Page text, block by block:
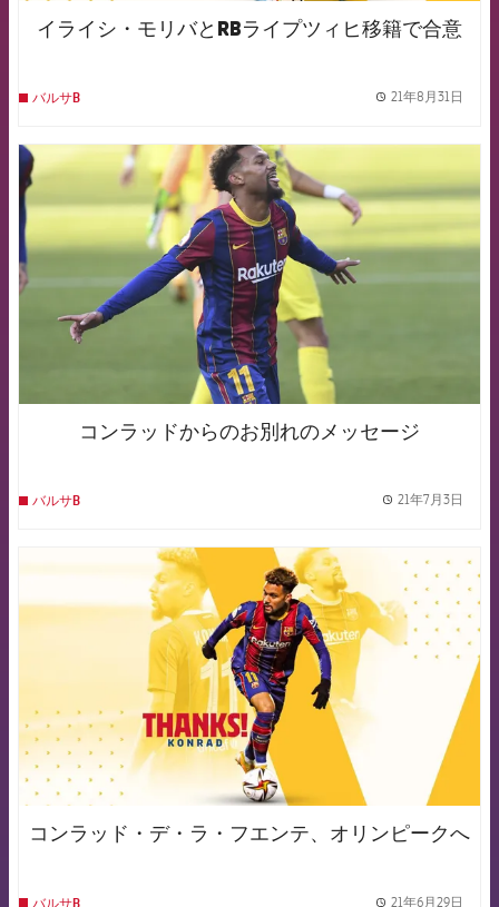
イライシ・モリバとRBライプツィヒ移籍で合意
バルサB 21年8月31日
FCB Barcelona badge
コンラッドからのお別れのメッセージ
バルサB 21年7月3日
FCB Barcelona badge
コンラッド・デ・ラ・フエンテ、オリンピークへ
バルサB 21年6月29日